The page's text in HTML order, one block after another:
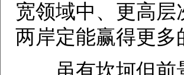
宽领域中、更高
两岸定能赢得更多
虽有坎坷但前